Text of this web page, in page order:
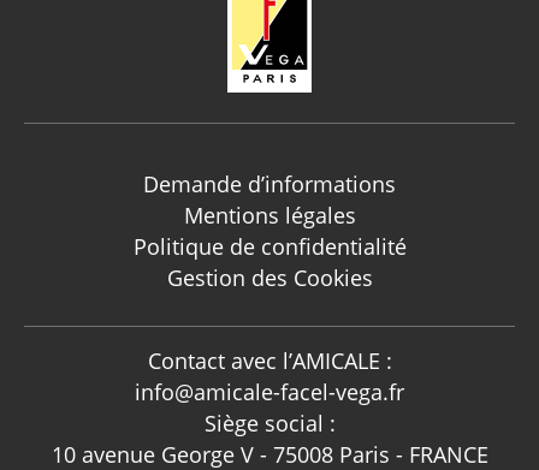
Demande d’informations
Mentions légales
Politique de confidentialité
Gestion des Cookies
Contact avec l’AMICALE :
info@amicale-facel-vega.fr
Siège social :
10 avenue George V - 75008 Paris - FRANCE